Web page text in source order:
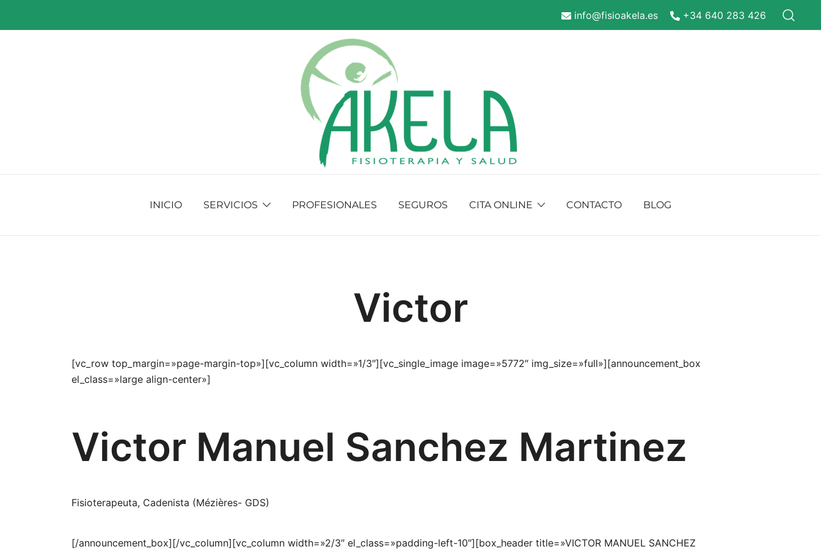
info@fisioakela.es +34 640 283 426
INICIO SERVICIOS PROFESIONALES SEGUROS CITA ONLINE CONTACTO BLOG
Victor
[vc_row top_margin=»page-margin-top»][vc_column width=»1/3″][vc_single_image image=»5772″ img_size=»full»][announcement_box
el_class=»large align-center»]
Victor Manuel Sanchez Martinez
Fisioterapeuta, Cadenista (Mézières- GDS)
[/announcement_box][/vc_column][vc_column width=»2/3″ el_class=»padding-left-10″][box_header title=»VICTOR MANUEL SANCHEZ